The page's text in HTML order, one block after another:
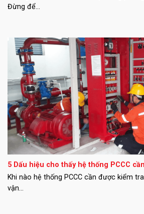
Đừng để...
5 Dấu hiệu cho thấy hệ thống PCCC
Khi nào hệ thống PCCC cần được kiểm
vận...